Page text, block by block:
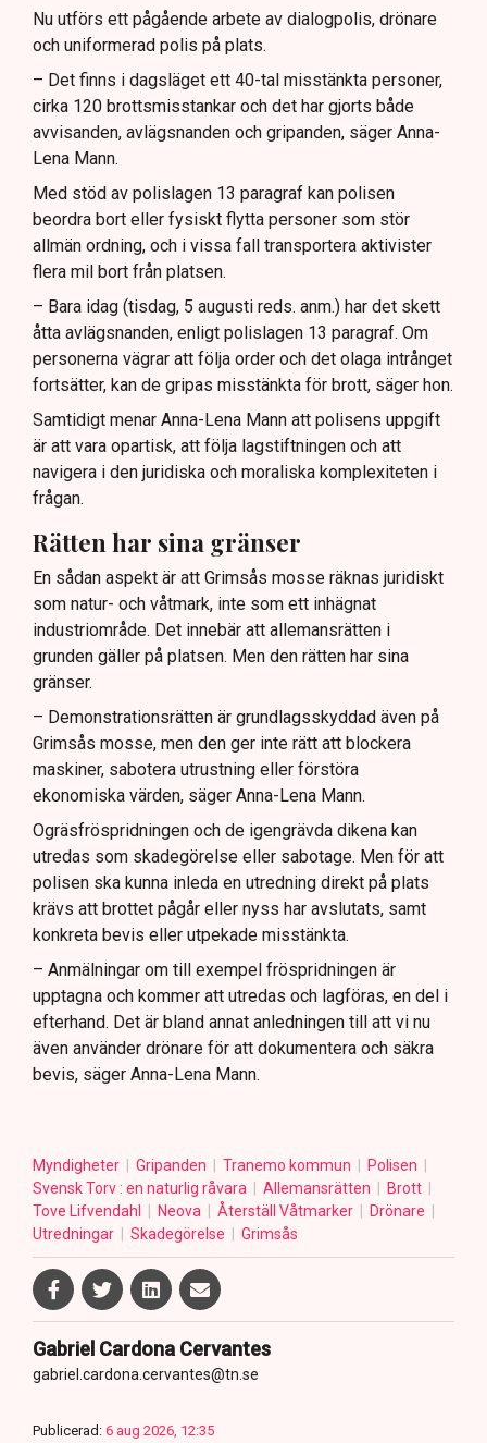
Nu utförs ett pågående arbete av dialogpolis, drönare
och uniformerad polis på plats.
– Det finns i dagsläget ett 40-tal misstänkta personer,
cirka 120 brottsmisstankar och det har gjorts både
avvisanden, avlägsnanden och gripanden, säger Anna-
Lena Mann.
Med stöd av polislagen 13 paragraf kan polisen
beordra bort eller fysiskt flytta personer som stör
allmän ordning, och i vissa fall transportera aktivister
flera mil bort från platsen.
– Bara idag (tisdag, 5 augusti reds. anm.) har det skett
åtta avlägsnanden, enligt polislagen 13 paragraf. Om
personerna vägrar att följa order och det olaga intrånget
fortsätter, kan de gripas misstänkta för brott, säger hon.
Samtidigt menar Anna-Lena Mann att polisens uppgift
är att vara opartisk, att följa lagstiftningen och att
navigera i den juridiska och moraliska komplexiteten i
frågan.
Rätten har sina gränser
En sådan aspekt är att Grimsås mosse räknas juridiskt
som natur- och våtmark, inte som ett inhägnat
industriområde. Det innebär att allemansrätten i
grunden gäller på platsen. Men den rätten har sina
gränser.
– Demonstrationsrätten är grundlagsskyddad även på
Grimsås mosse, men den ger inte rätt att blockera
maskiner, sabotera utrustning eller förstöra
ekonomiska värden, säger Anna-Lena Mann.
Ogräsfröspridningen och de igengrävda dikena kan
utredas som skadegörelse eller sabotage. Men för att
polisen ska kunna inleda en utredning direkt på plats
krävs att brottet pågår eller nyss har avslutats, samt
konkreta bevis eller utpekade misstänkta.
– Anmälningar om till exempel fröspridningen är
upptagna och kommer att utredas och lagföras, en del i
efterhand. Det är bland annat anledningen till att vi nu
även använder drönare för att dokumentera och säkra
bevis, säger Anna-Lena Mann.
Myndigheter Gripanden Tranemo kommun
Polisen
Svensk Torv : en naturlig råvara
Allemansrätten
Brott
Tove Lifvendahl
Neova Återställ Våtmarker
Drönare
Utredningar
Skadegörelse Grimsås
Gabriel Cardona Cervantes
gabriel.cardona.cervantes@tn.se
Publicerad: 6 aug 2026, 12:35